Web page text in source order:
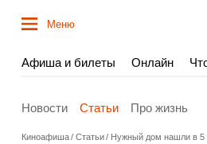
Меню
Афиша и билеты Онлайн
Новости Статьи Про жизнь
Киноафиша Статьи Нужный дом нашли в 5